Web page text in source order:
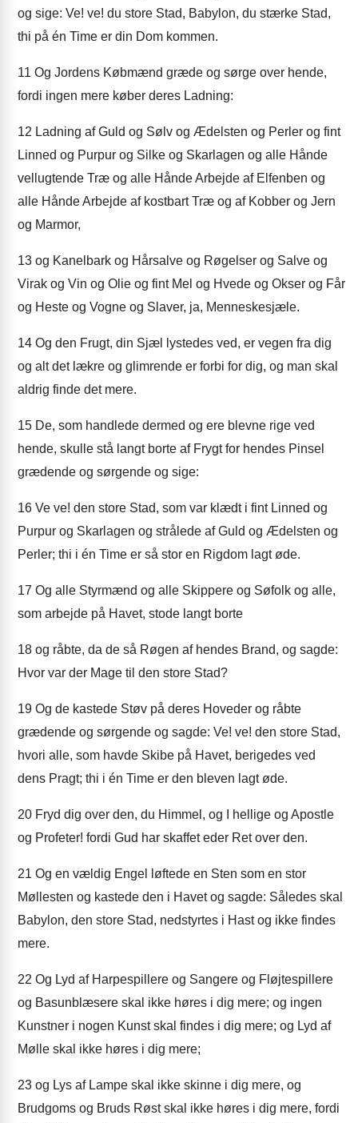
og sige: Ve! ve! du store Stad, Babylon, du stærke Stad,
thi på én Time er din Dom kommen.
11 Og Jordens Købmænd græde og sørge over hende,
fordi ingen mere køber deres Ladning:
12 Ladning af Guld og Sølv og Ædelsten og Perler og fint
Linned og Purpur og Silke og Skarlagen og alle Hånde
vellugtende Træ og alle Hånde Arbejde af Elfenben og
alle Hånde Arbejde af kostbart Træ og af Kobber og Jern
og Marmor,
13 og Kanelbark og Hårsalve og Røgelser og Salve og
Virak og Vin og Olie og fint Mel og Hvede og Okser og Får
og Heste og Vogne og Slaver, ja, Menneskesjæle.
14 Og den Frugt, din Sjæl lystedes ved, er vegen fra dig
og alt det lækre og glimrende er forbi for dig, og man skal
aldrig finde det mere.
15 De, som handlede dermed og ere blevne rige ved
hende, skulle stå langt borte af Frygt for hendes Pinsel
grædende og sørgende og sige:
16 Ve ve! den store Stad, som var klædt i fint Linned og
Purpur og Skarlagen og strålede af Guld og Ædelsten og
Perler; thi i én Time er så stor en Rigdom lagt øde.
17 Og alle Styrmænd og alle Skippere og Søfolk og alle,
som arbejde på Havet, stode langt borte
18 og råbte, da de så Røgen af hendes Brand, og sagde:
Hvor var der Mage til den store Stad?
19 Og de kastede Støv på deres Hoveder og råbte
grædende og sørgende og sagde: Ve! ve! den store Stad,
hvori alle, som havde Skibe på Havet, berigedes ved
dens Pragt; thi i én Time er den bleven lagt øde.
20 Fryd dig over den, du Himmel, og I hellige og Apostle
og Profeter! fordi Gud har skaffet eder Ret over den.
21 Og en vældig Engel løftede en Sten som en stor
Møllesten og kastede den i Havet og sagde: Således skal
Babylon, den store Stad, nedstyrtes i Hast og ikke findes
mere.
22 Og Lyd af Harpespillere og Sangere og Fløjtespillere
og Basunblæsere skal ikke høres i dig mere; og ingen
Kunstner i nogen Kunst skal findes i dig mere; og Lyd af
Mølle skal ikke høres i dig mere;
23 og Lys af Lampe skal ikke skinne i dig mere, og
Brudgoms og Bruds Røst skal ikke høres i dig mere, fordi